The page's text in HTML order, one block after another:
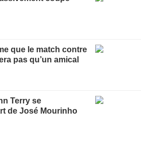
que le match contre
pas qu’un amical
Terry se
de José Mourinho